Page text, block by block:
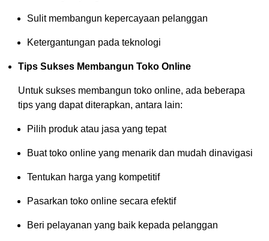
Sulit membangun kepercayaan pelanggan
Ketergantungan pada teknologi
Tips Sukses Membangun Toko Online
Untuk sukses membangun toko online, ada beberapa
tips yang dapat diterapkan, antara lain:
Pilih produk atau jasa yang tepat
Buat toko online yang menarik dan mudah dinavigasi
Tentukan harga yang kompetitif
Pasarkan toko online secara efektif
Beri pelayanan yang baik kepada pelanggan